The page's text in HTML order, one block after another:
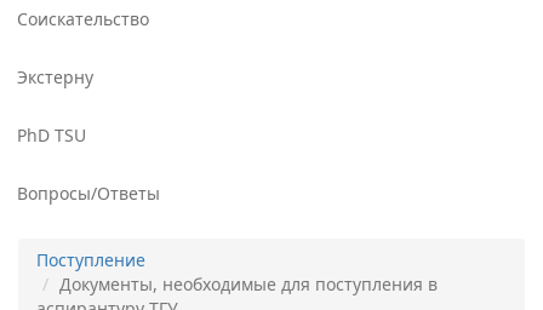
Соискательство
Экстерну
PhD TSU
Вопросы/Ответы
Поступление
Документы, необходимые для поступления в